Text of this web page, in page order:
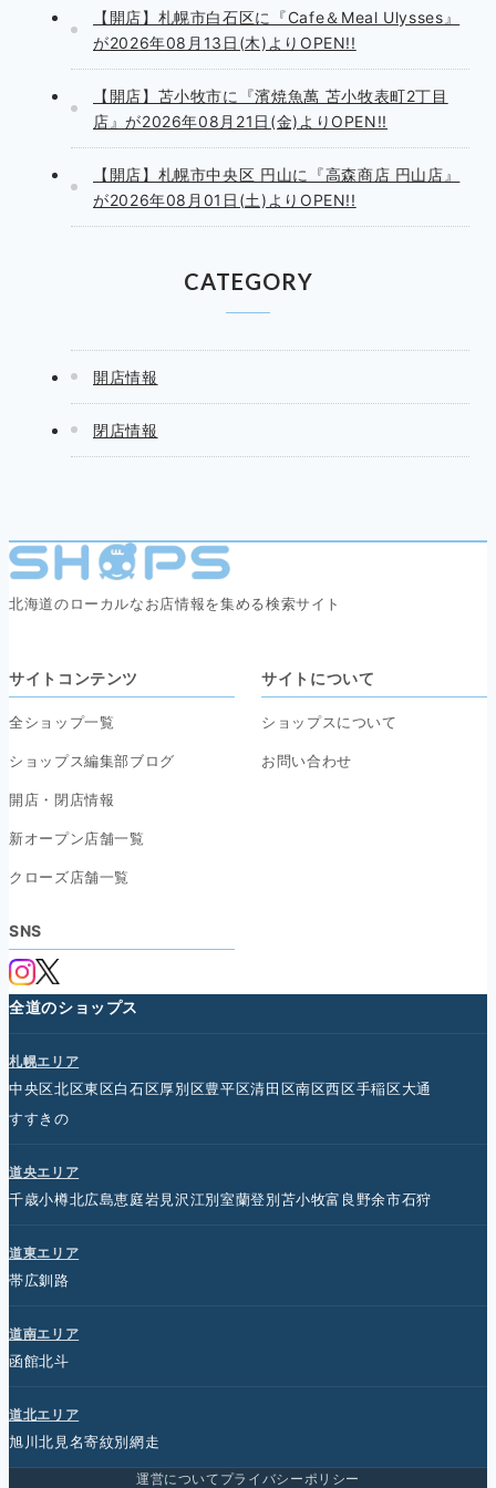
【開店】札幌市白石区に『Cafe＆Meal Ulysses』
が2026年08月13日(木)よりOPEN!!
【開店】苫小牧市に『濱焼魚萬 苫小牧表町2丁目
店』が2026年08月21日(金)よりOPEN!!
【開店】札幌市中央区 円山に『高森商店 円山店』
が2026年08月01日(土)よりOPEN!!
CATEGORY
開店情報
閉店情報
北海道のローカルなお店情報を集める検索サイト
サイトコンテンツ
全ショップ一覧
ショップス編集部ブログ
開店・閉店情報
新オープン店舗一覧
クローズ店舗一覧
サイトについて
ショップスについて
お問い合わせ
SNS
全道のショップス
札幌エリア
中央区北区東区白石区厚別区豊平区清田区南区西区手稲区大通
すすきの
道央エリア
千歳小樽北広島恵庭岩見沢江別室蘭登別苫小牧富良野余市石狩
道東エリア
帯広釧路
道南エリア
函館北斗
道北エリア
旭川北見名寄紋別網走
運営について プライバシーポリシー